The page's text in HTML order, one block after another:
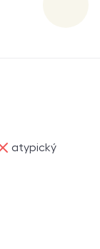
atypický